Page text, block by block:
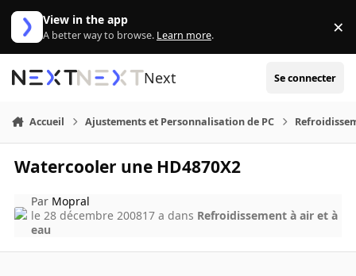
Aller au contenu
View in the app
A better way to browse. Learn more. ×
Next Se connecter
Accueil Ajustements et Personnalisation de PC
Watercooler une HD4870X2
Par Mopral
le 28 décembre 200817 a dans Refroidissement à air et à
eau